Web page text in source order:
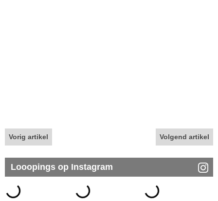
Vorig artikel Volgend artikel
Looopings op Instagram